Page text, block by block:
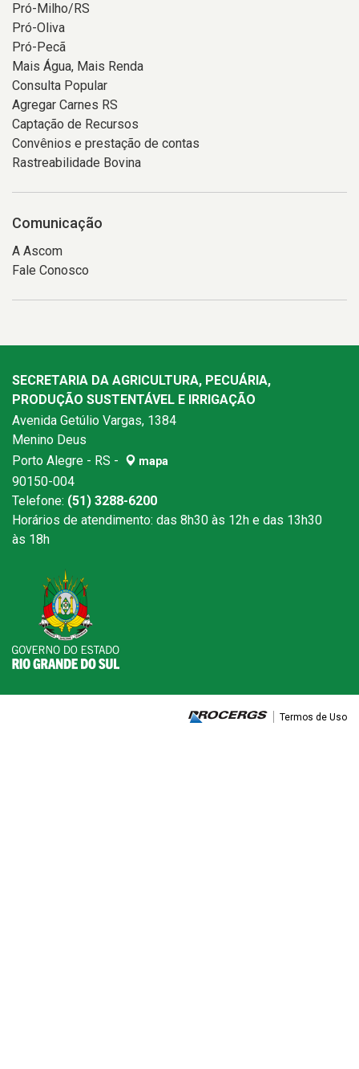
Pró-Milho/RS
Pró-Oliva
Pró-Pecã
Mais Água, Mais Renda
Consulta Popular
Agregar Carnes RS
Captação de Recursos
Convênios e prestação de contas
Rastreabilidade Bovina
Comunicação
A Ascom
Fale Conosco
SECRETARIA DA AGRICULTURA, PECUÁRIA,
PRODUÇÃO SUSTENTÁVEL E IRRIGAÇÃO
Avenida Getúlio Vargas, 1384
Menino Deus
Porto Alegre - RS -
mapa
90150-004
Telefone: (51) 3288-6200
Horários de atendimento: das 8h30 às 12h e das 13h30
às 18h
Termos de Uso